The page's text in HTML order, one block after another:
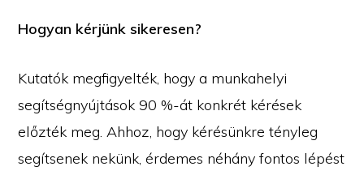
Hogyan kérjünk sikeresen?
Kutatók megfigyelték, hogy a munkahelyi
segítségnyújtások 90 %-át konkrét kérések
előzték meg. Ahhoz, hogy kérésünkre tényleg
segítsenek nekünk, érdemes néhány fontos lépést